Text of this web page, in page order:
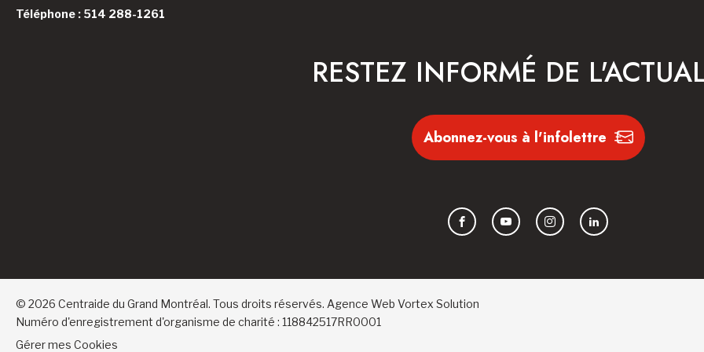
Téléphone : 514 288-1261
RESTEZ INFORMÉ DE
Abonnez-vous à l'infolettre
FacebookYouTubeInstagramLinkedIn
© 2026 Centraide du Grand Montréal. Tous droits réservés. Agence Web Vortex Solution
Numéro d'enregistrement d'organisme de charité : 118842517RR0001
Gérer mes Cookies